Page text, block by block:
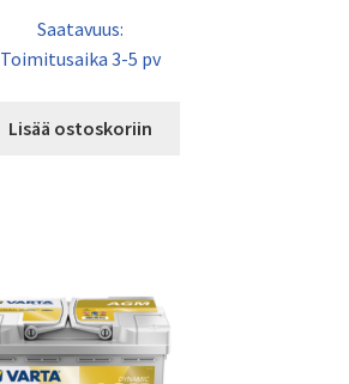
Saatavuus:
Toimitusaika 3-5 pv
Lisää ostoskoriin